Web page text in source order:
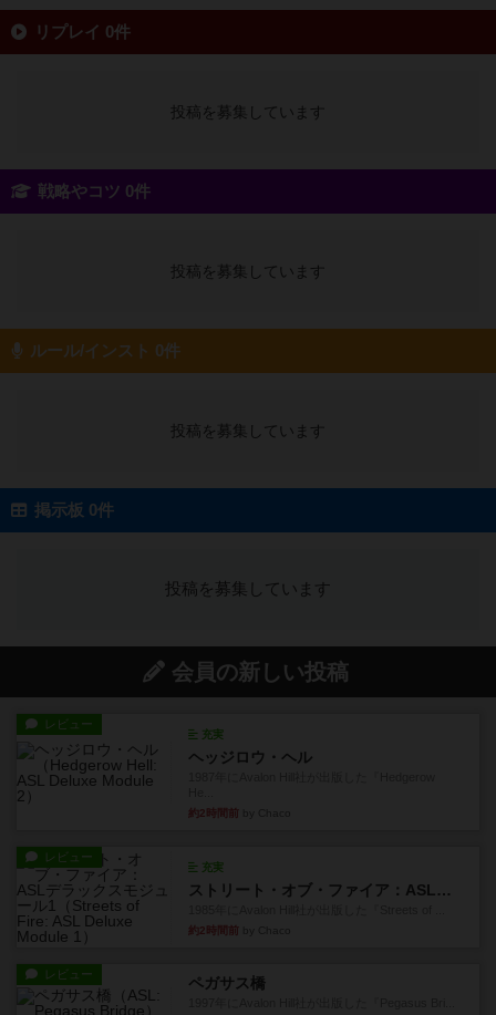
リプレイ 0件
投稿を募集しています
戦略やコツ 0件
投稿を募集しています
ルール/インスト 0件
投稿を募集しています
掲示板 0件
投稿を募集しています
会員の新しい投稿
レビュー
充実
ヘッジロウ・ヘル
約2時間前
レビュー
充実
ストリート・オブ・ファイア：ASLデラックスモジュール1
約2時間前
レビュー ペガサス橋